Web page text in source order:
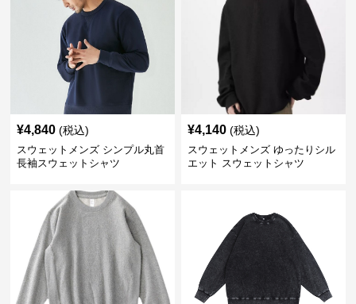
¥4,840 (税込)
スウェットメンズ シンプル丸首
長袖スウェットシャツ
¥4,140 (税込)
スウェットメンズ ゆったりシル
エット スウェットシャツ